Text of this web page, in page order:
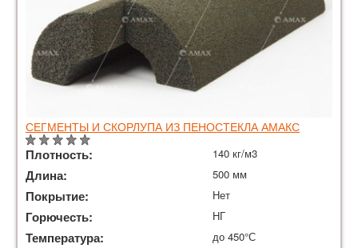
СЕГМЕНТЫ И СКОРЛУПА ИЗ ПЕНОСТЕКЛА АМАКС
Плотность: 140 кг/м3
Длина: 500 мм
Покрытие: Нет
Горючесть: НГ
Температура: до 450°С